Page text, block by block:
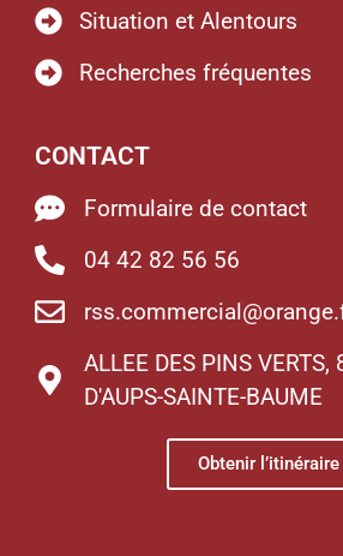
Situation et Alentours
Recherches fréquentes
CONTACT
Formulaire de contact
04 42 82 56 56
ALLEE DES PINS
D'AUPS-SAINTE-BAUME
Obtenir l’itinéraire